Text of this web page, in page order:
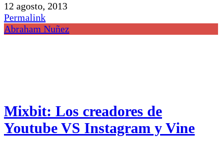
12 agosto, 2013
Permalink
Abraham Nuñez
Mixbit: Los creadores de
Youtube VS Instagram y Vine